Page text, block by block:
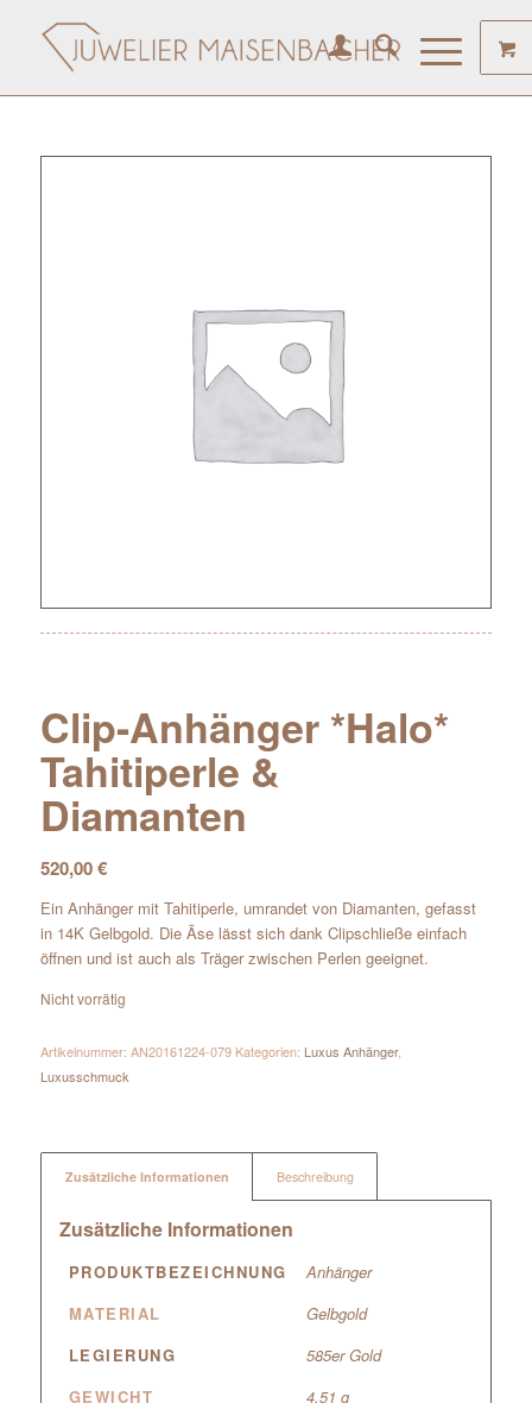
Clip-Anhänger *Halo*
Tahitiperle &
Diamanten
520,00€
Ein Anhänger mit Tahitiperle, umrandet von Diamanten, gefasst
in 14K Gelbgold. Die Ãse lässt sich dank Clipschließe einfach
öffnen und ist auch als Träger zwischen Perlen geeignet.
Nicht vorrätig
Artikelnummer: AN20161224-079 Kategorien: Luxus Anhänger,
Luxusschmuck
Zusätzliche Informationen Beschreibung
Zusätzliche Informationen
PRODUKTBEZEICHNUNG
Anhänger
MATERIAL
Gelbgold
LEGIERUNG
585er Gold
GEWICHT
4,51 g